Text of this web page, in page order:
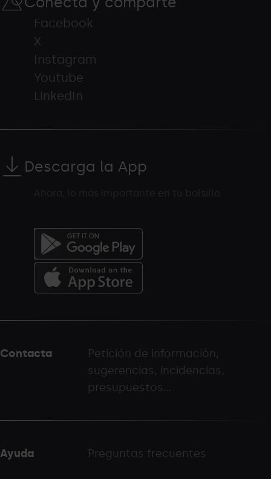
Facebook
X
Instagram
Youtube
LinkedIn
Descarga la App
del
-
Contacta
Petición de información,
sugerencias, incidencias,
presupuestos...
Ayuda Preguntas frecuentes